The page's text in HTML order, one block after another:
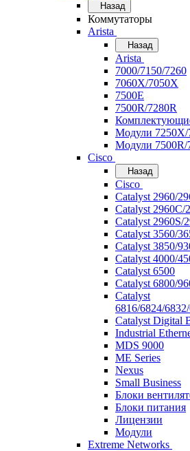
Назад
Коммутаторы
Arista
Назад
Arista
7000/7150/7260
7060X/7050X
7500E
7500R/7280R
Модули 7250X/
Модули 7500R/
Cisco
Назад
Cisco
Catalyst 2960/
Catalyst 2960C/
Catalyst 2960S/
Catalyst 3560/
Catalyst 3850/
Catalyst 4000/
Catalyst 6500
Catalyst 6800/
Catalyst
6816/6824/
Catalyst Digital
Industrial
MDS 9000
ME Series
Nexus
Small Business
Блоки
Блоки питания
Лицензии
Модули
Extreme Networks